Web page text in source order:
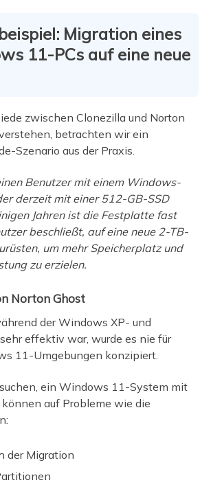
Migration eines
11-PCs auf eine neue
zwischen Clonezilla und Norton
betrachten wir ein
Szenario aus der Praxis.
Benutzer mit einem Windows-
derzeit mit einer 512-GB-SSD
Jahren ist die Festplatte fast
beschließt, auf eine neue 2-TB-
um mehr Speicherplatz und
zu erzielen.
Norton Ghost
der Windows XP- und
effektiv war, wurde es nie für
11-Umgebungen konzipiert.
ein Windows 11-System mit
auf Probleme wie die
der Migration